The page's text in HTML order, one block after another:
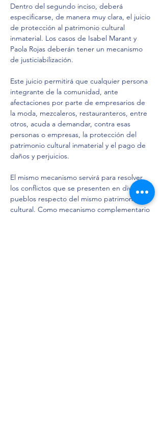
Dentro del segundo inciso, deberá
especificarse, de manera muy clara, el juicio
de protección al patrimonio cultural
inmaterial. Los casos de Isabel Marant y
Paola Rojas deberán tener un mecanismo
de justiciabilización.
Este juicio permitirá que cualquier persona
integrante de la comunidad, ante
afectaciones por parte de empresarios de
la moda, mezcaleros, restauranteros, entre
otros, acuda a demandar, contra esas
personas o empresas, la protección del
patrimonio cultural inmaterial y el pago de
daños y perjuicios.
El mismo mecanismo servirá para resolver
los conflictos que se presenten en diversos
pueblos respecto del mismo patrimonio
cultural. Como mecanismo complementario